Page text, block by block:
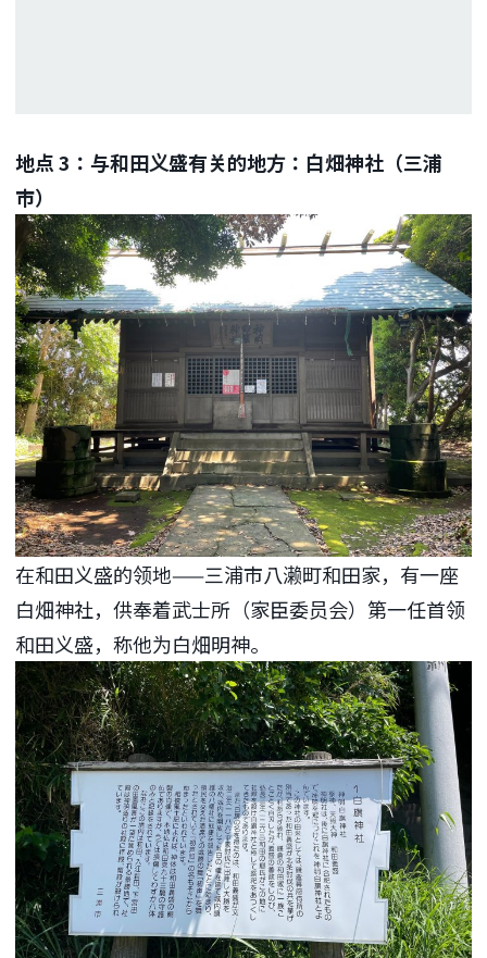
地点 3：与和田义盛有关的地方：白畑神社（三浦
市）
在和田义盛的领地——三浦市八濑町和田家，有一座
白畑神社，供奉着武士所（家臣委员会）第一任首领
和田义盛，称他为白畑明神。